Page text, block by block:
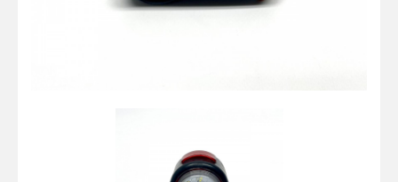
Автономное отопление и
кондиционировани